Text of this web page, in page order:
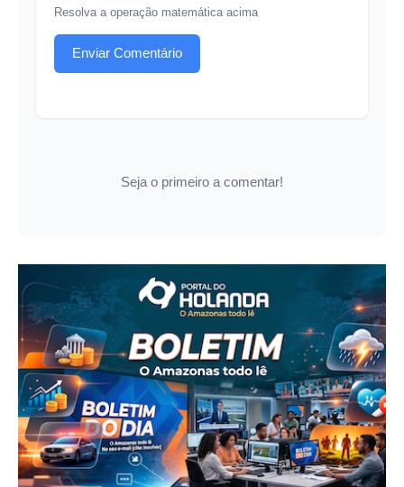
Resolva a operação matemática acima
Enviar Comentário
Seja o primeiro a comentar!